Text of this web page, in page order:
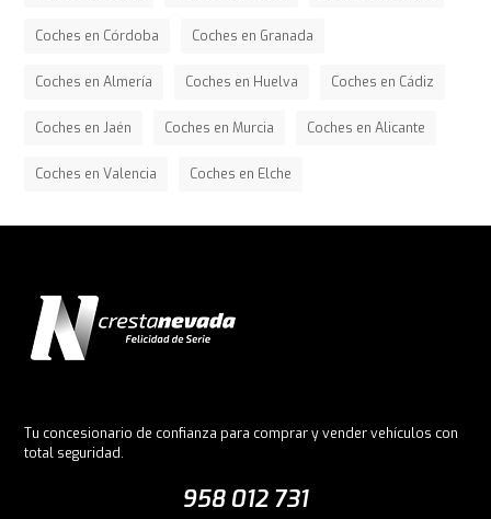
Coches en Córdoba Coches en Granada
Coches en Almería Coches en Huelva Coches en Cádiz
Coches en Jaén Coches en Murcia Coches en Alicante
Coches en Valencia Coches en Elche
Tu concesionario de confianza para comprar y vender vehículos con
total seguridad.
958 012 731